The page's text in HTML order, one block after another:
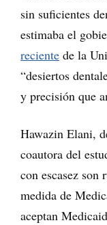
sin suficientes
estimaba el
reciente de la
“desiertos
y precisión que
Hawazin Elani,
coautora del
con escasez son
medida de
aceptan